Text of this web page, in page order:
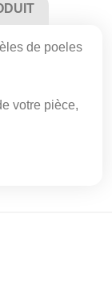
de poeles
votre pièce,